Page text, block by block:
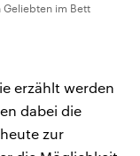
Geliebten im Bett
erzählt werden
dabei die
zur